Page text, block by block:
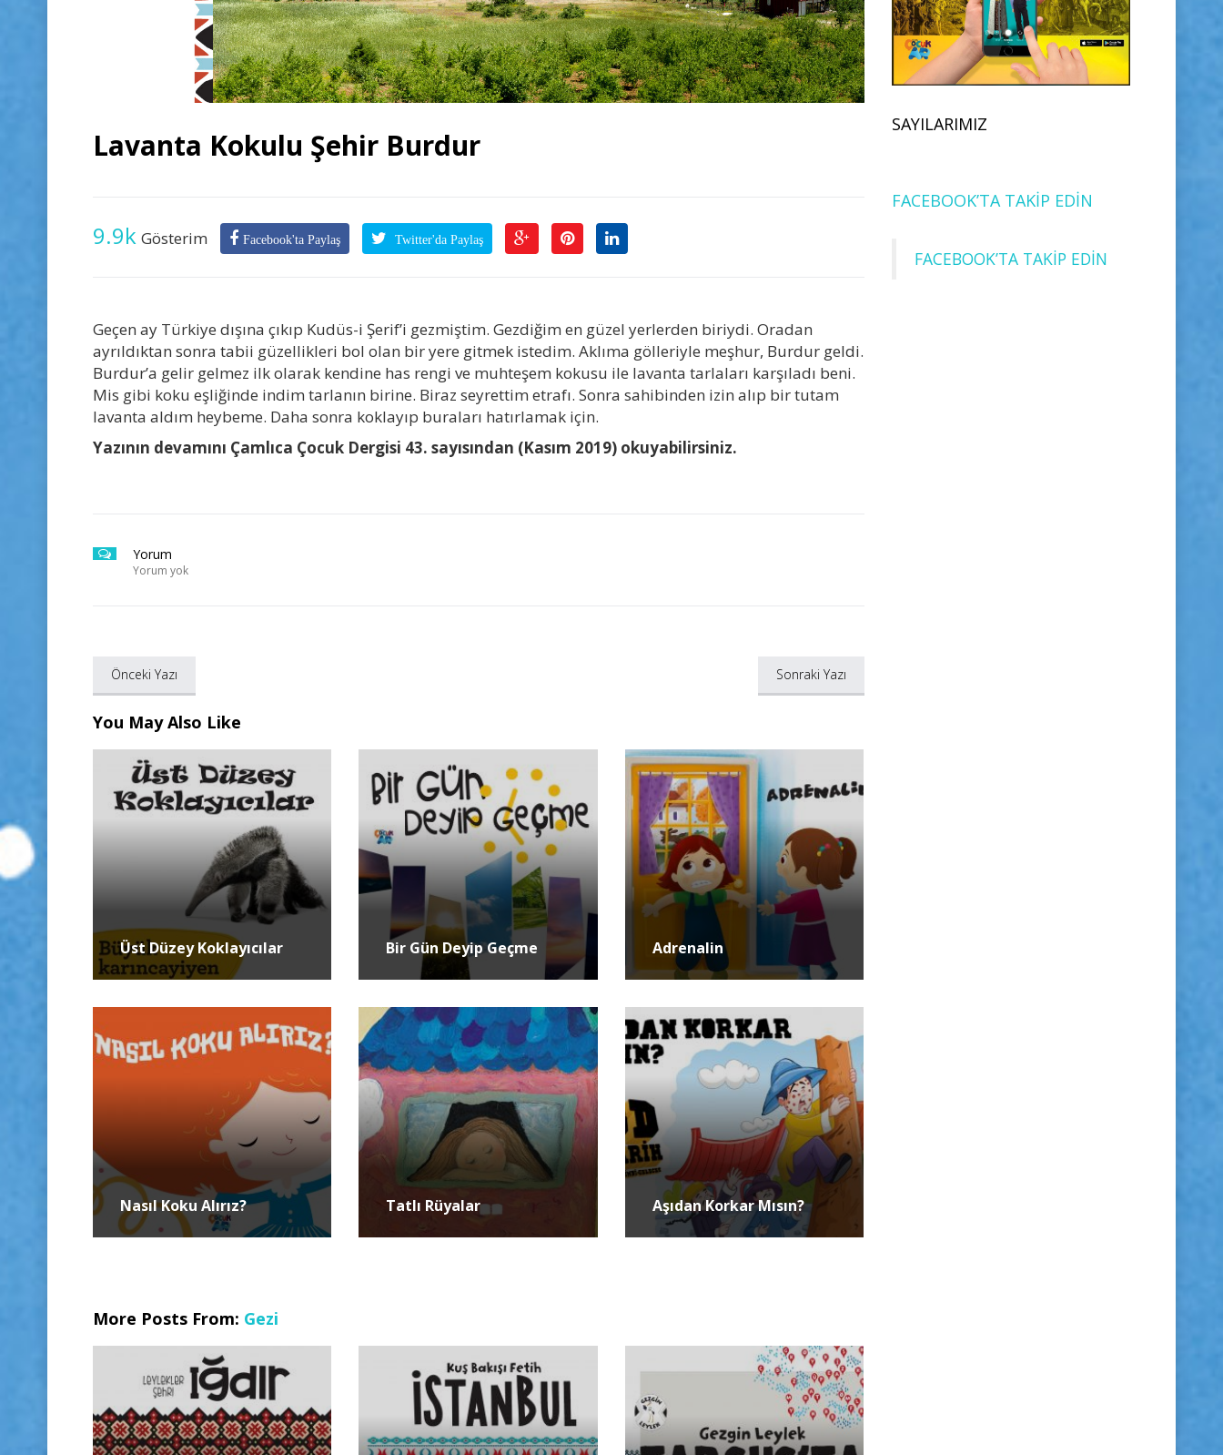
Lavanta Kokulu Şehir Burdur
9.9k Gösterim Facebook'ta Paylaş Twitter'da Paylaş
Geçen ay Türkiye dışına çıkıp Kudüs-i Şerif’i gezmiştim. Gezdiğim en güzel yerlerden biriydi. Oradan
ayrıldıktan sonra tabii güzellikleri bol olan bir yere gitmek istedim. Aklıma gölleriyle meşhur, Burdur geldi.
Burdur’a gelir gelmez ilk olarak kendine has rengi ve muhteşem kokusu ile lavanta tarlaları karşıladı beni.
Mis gibi koku eşliğinde indim tarlanın birine. Biraz seyrettim etrafı. Sonra sahibinden izin alıp bir tutam
lavanta aldım heybeme. Daha sonra koklayıp buraları hatırlamak için.
Yazının devamını Çamlıca Çocuk Dergisi 43. sayısından (Kasım 2019) okuyabilirsiniz.
Yorum
Yorum yok
Önceki Yazı Sonraki Yazı
You May Also Like
Üst Düzey Koklayıcılar Bir Gün Deyip Geçme Adrenalin
Nasıl Koku Alırız? Tatlı Rüyalar Aşıdan Korkar Mısın?
More Posts From: Gezi
SAYILARIMIZ
FACEBOOK’TA TAKİP EDİN
FACEBOOK’TA TAKİP EDİN